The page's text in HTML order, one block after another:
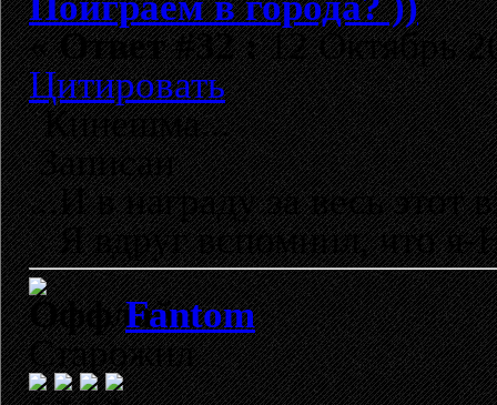
«Ответ #32 :12 Октябрь
Цитировать
Кинешма...
Записан
...И в награду за весь этот
Я вдруг вспомнил, что я-
Fantom
Старожил